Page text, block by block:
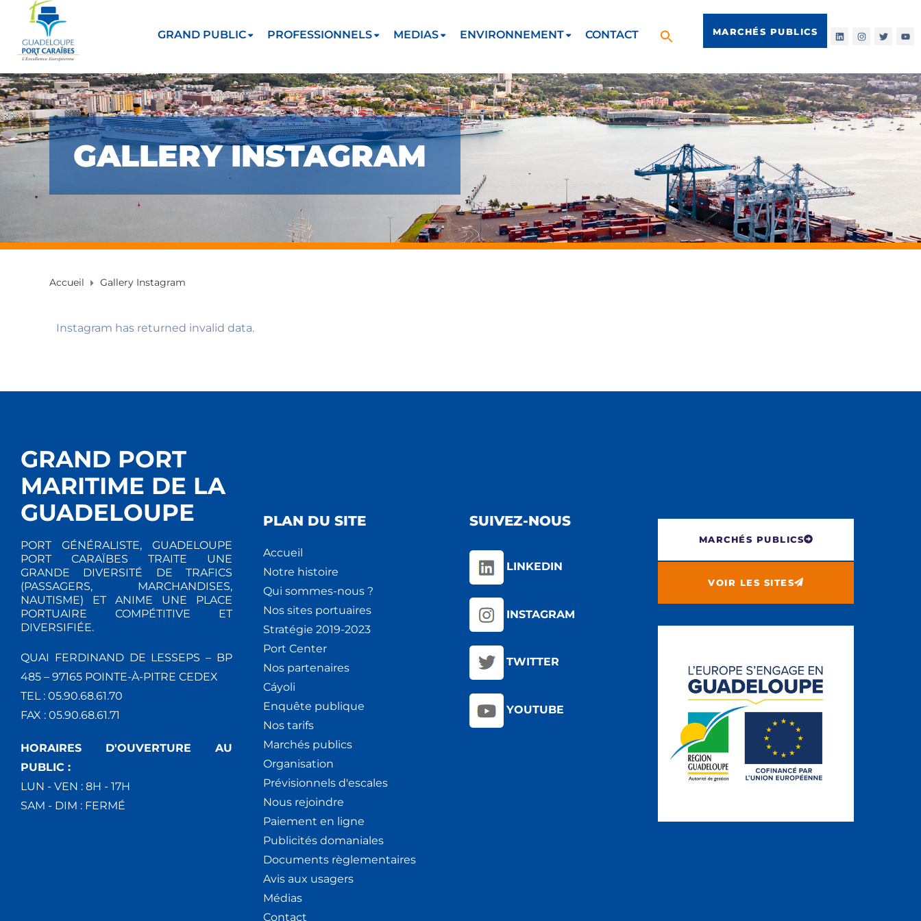
GRAND PUBLIC PROFESSIONNELS MEDIAS ENVIRONNEMENT CONTACT MARCHÉS PUBLICS
GALLERY INSTAGRAM
Accueil Gallery Instagram
Instagram has returned invalid data.
GRAND PORT
MARITIME DE LA
GUADELOUPE
PORT GÉNÉRALISTE, GUADELOUPE
PORT CARAÏBES TRAITE UNE
GRANDE DIVERSITÉ DE TRAFICS
(PASSAGERS, MARCHANDISES,
NAUTISME) ET ANIME UNE PLACE
PORTUAIRE COMPÉTITIVE ET
DIVERSIFIÉE.
QUAI FERDINAND DE LESSEPS – BP
485 – 97165 POINTE-À-PITRE CEDEX
TEL : 05.90.68.61.70
FAX : 05.90.68.61.71
HORAIRES D'OUVERTURE AU
PUBLIC :
LUN - VEN : 8H - 17H
SAM - DIM : FERMÉ
PLAN DU SITE
Accueil
Notre histoire
Qui sommes-nous ?
Nos sites portuaires
Stratégie 2019-2023
Port Center
Nos partenaires
Cáyoli
Enquête publique
Nos tarifs
Marchés publics
Organisation
Prévisionnels d'escales
Nous rejoindre
Paiement en ligne
Publicités domaniales
Documents règlementaires
Avis aux usagers
Médias
Contact
SUIVEZ-NOUS
LINKEDIN
INSTAGRAM
TWITTER
YOUTUBE
MARCHÉS PUBLICS
VOIR LES SITES